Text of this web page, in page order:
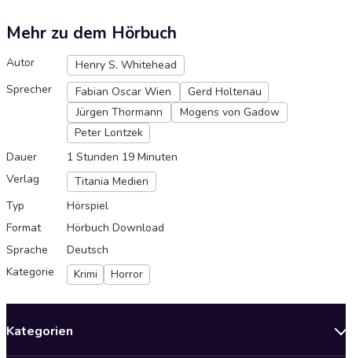
Mehr zu dem Hörbuch
Autor
Henry S. Whitehead
Sprecher
Fabian Oscar Wien
Gerd Holtenau
Jürgen Thormann
Mogens von Gadow
Peter Lontzek
Dauer
1 Stunden 19 Minuten
Verlag
Titania Medien
Typ
Hörspiel
Format
Hörbuch Download
Sprache
Deutsch
Kategorie
Krimi Horror
Kategorien